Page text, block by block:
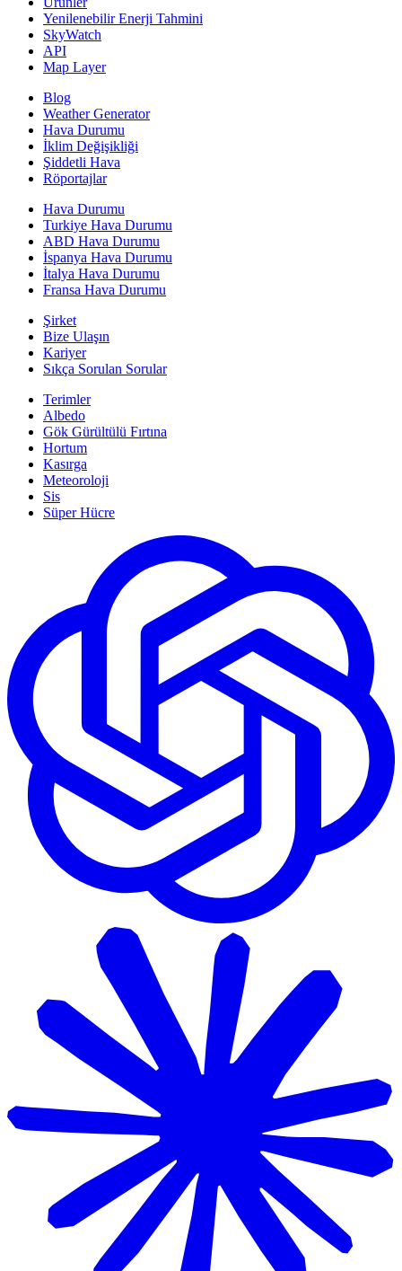
Yenilenebilir Enerji Tahmini
SkyWatch
API
Map Layer
Blog
Weather Generator
Hava Durumu
İklim Değişikliği
Şiddetli Hava
Röportajlar
Hava Durumu
Turkiye Hava Durumu
ABD Hava Durumu
İspanya Hava Durumu
İtalya Hava Durumu
Fransa Hava Durumu
Şirket
Bize Ulaşın
Kariyer
Sıkça Sorulan Sorular
Terimler
Albedo
Gök Gürültülü Fırtına
Hortum
Kasırga
Meteoroloji
Sis
Süper Hücre